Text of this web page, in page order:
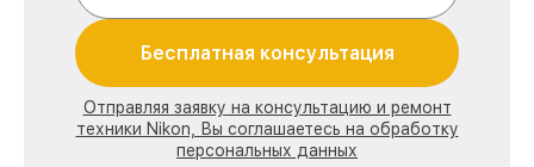
Бесплатная консультация
Отправляя заявку на консультацию и ремонт
техники Nikon, Вы соглашаетесь на обработку
персональных данных